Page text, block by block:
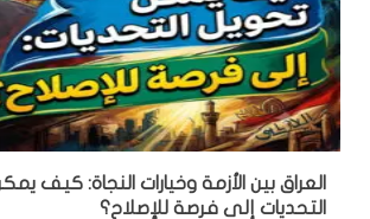
العراق بين الأزمة وخيارات النجاة: كيف
التحديات إلى فرصة للإصلاح؟